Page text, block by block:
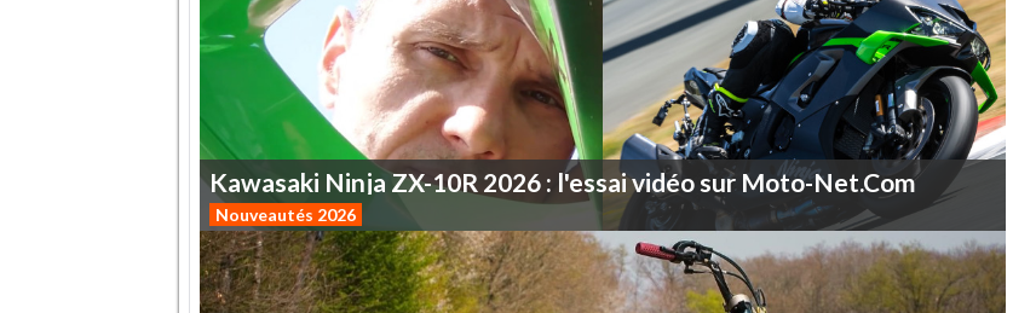
Kawasaki Ninja ZX-10R 2026 : l'essaividéosur Moto-Net.Com
Nouveautés 2026